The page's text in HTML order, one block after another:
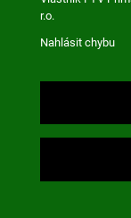
r.o.
Nahlásit chybu